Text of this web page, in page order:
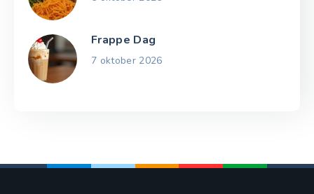
Frappe Dag
7 oktober 2026